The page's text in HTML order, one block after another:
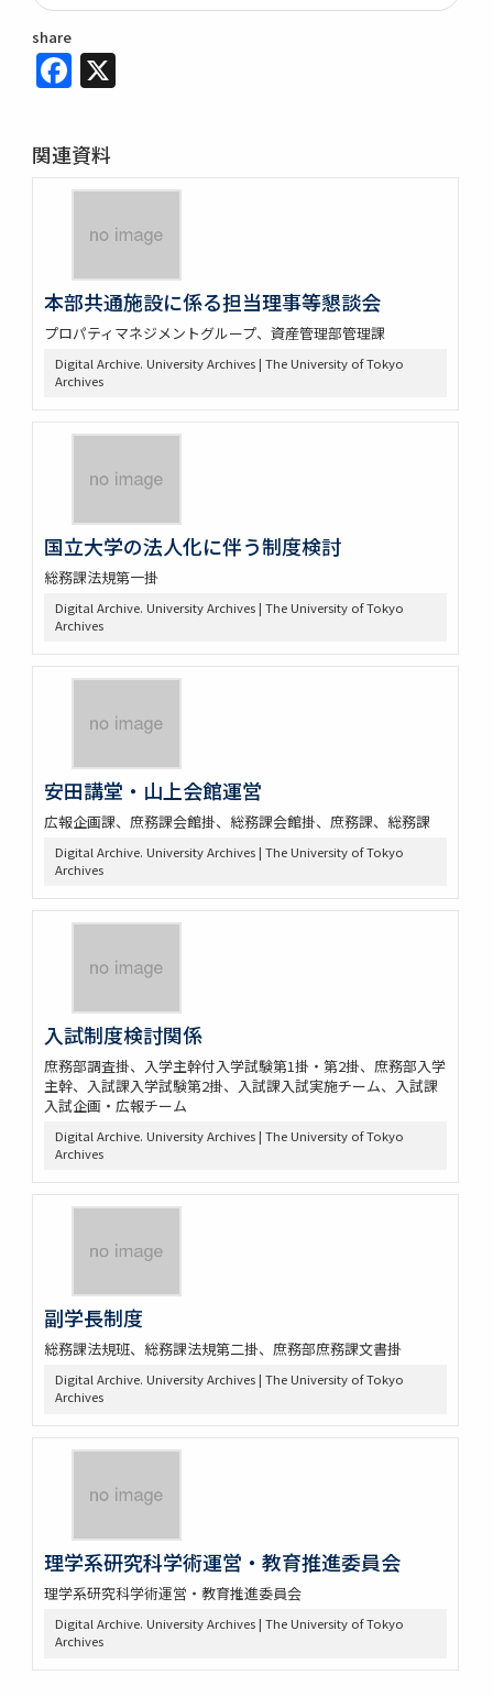
share
Facebook
関連資料
本部共通施設に係る担当理事等懇談会
プロパティマネジメントグループ、資産管理部管理課
Digital Archive. University Archives | The University of Tokyo
Archives
国立大学の法人化に伴う制度検討
総務課法規第一掛
Digital Archive. University Archives | The University of Tokyo
Archives
安田講堂・山上会館運営
広報企画課、庶務課会館掛、総務課会館掛、庶務課、総務課
Digital Archive. University Archives | The University of Tokyo
Archives
入試制度検討関係
庶務部調査掛、入学主幹付入学試験第1掛・第2掛、庶務部入学
主幹、入試課入学試験第2掛、入試課入試実施チーム、入試課
入試企画・広報チーム
Digital Archive. University Archives | The University of Tokyo
Archives
副学長制度
総務課法規班、総務課法規第二掛、庶務部庶務課文書掛
Digital Archive. University Archives | The University of Tokyo
Archives
理学系研究科学術運営・教育推進委員会
理学系研究科学術運営・教育推進委員会
Digital Archive. University Archives | The University of Tokyo
Archives